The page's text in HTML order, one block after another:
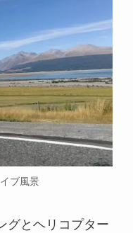
ブ風景
グとヘリコプター